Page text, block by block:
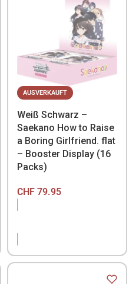
AUSVERKAUFT
Weiß Schwarz –
Saekano How to Raise
a Boring Girlfriend. flat
– Booster Display (16
Packs)
CHF79.95